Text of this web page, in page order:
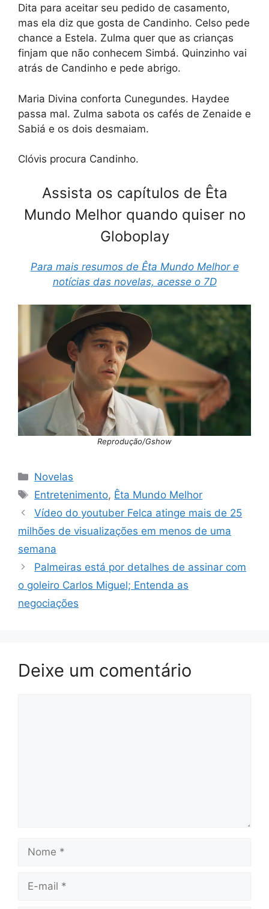
Dita para aceitar seu pedido de casamento,
mas ela diz que gosta de Candinho. Celso pede
chance a Estela. Zulma quer que as crianças
finjam que não conhecem Simbá. Quinzinho vai
atrás de Candinho e pede abrigo.
Maria Divina conforta Cunegundes. Haydee
passa mal. Zulma sabota os cafés de Zenaide e
Sabiá e os dois desmaiam.
Clóvis procura Candinho.
Assista os capítulos de Êta
Mundo Melhor quando quiser no
Globoplay
Para mais resumos de Êta Mundo Melhor e
notícias das novelas, acesse o 7D
Reprodução/Gshow
Categorias
Novelas
Tags
Entretenimento, Êta Mundo Melhor
Vídeo do youtuber Felca atinge mais de 25
milhões de visualizações em menos de uma
semana
Palmeiras está por detalhes de assinar com
o goleiro Carlos Miguel; Entenda as
negociações
Deixe um comentário
Nome